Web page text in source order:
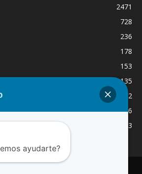
2471
728
236
178
153
135
132
126
123
ayudarte?